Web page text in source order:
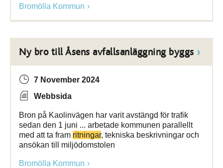
Bromölla Kommun
Ny bro till Åsens avfallsanläggning byggs
7 November 2024
Webbsida
Bron på Kaolinvägen har varit avstängd för trafik
sedan den 1 juni ... arbetade kommunen parallellt
med att ta fram ritningar, tekniska beskrivningar och
ansökan till miljödomstolen
Bromölla Kommun